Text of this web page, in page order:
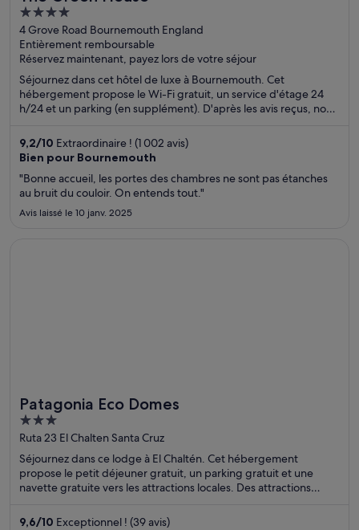
4
out
of
5
4 Grove Road Bournemouth England
Entièrement remboursable
Réservez maintenant, payez lors de votre séjour
Séjournez dans cet hôtel de luxe à Bournemouth. Cet
hébergement propose le Wi-Fi gratuit, un service d'étage 24
h/24 et un parking (en supplément). D'après les avis reçus, nos
chambres à la propreté impeccable. Des attractions populaires,
comme Plage de Bournemouth et Port de Poole, se trouvent à
proximité.
9,2/10 Extraordinaire ! (1 002 avis)
Bien pour Bournemouth
"Bonne accueil, les portes des chambres ne sont pas étanches
au bruit du couloir. On entends tout."
Avis laissé le 10 janv. 2025
Patagonia Eco Domes
3
out
of
5
Ruta 23 El Chalten Santa Cruz
Séjournez dans ce lodge à El Chaltén. Cet hébergement
propose le petit déjeuner gratuit, un parking gratuit et une
navette gratuite vers les attractions locales. Des attractions
Maison Madsen, se trouvent à proximité.
9,6/10 Exceptionnel ! (39 avis)